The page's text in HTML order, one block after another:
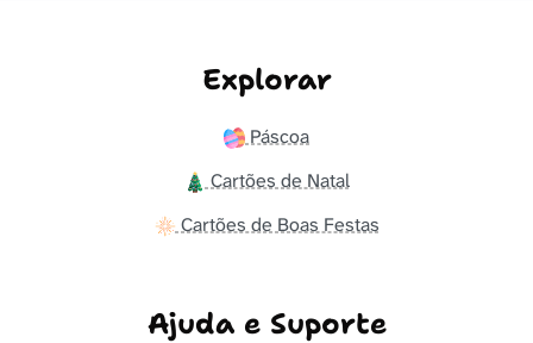
Explorar
Páscoa
Cartões de Natal
Cartões de Boas Festas
Ajuda e Suporte